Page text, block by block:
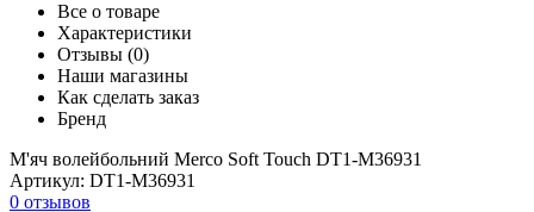
Все о товаре
Характеристики
Отзывы (0)
Наши магазины
Как сделать заказ
Бренд
М'яч волейбольний Merco Soft Touch DT1-M36931
Артикул: DT1-M36931
0 отзывов